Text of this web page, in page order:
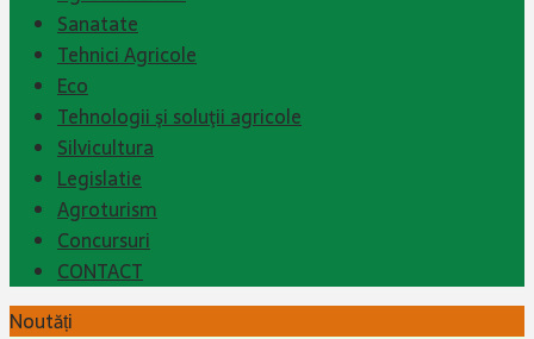
Sanatate
Tehnici Agricole
Eco
Tehnologii şi soluţii agricole
Silvicultura
Legislatie
Agroturism
Concursuri
CONTACT
Noutăți